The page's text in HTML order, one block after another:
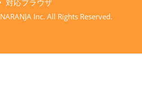
対応ブラウザ
Inc. All Rights Reserved.